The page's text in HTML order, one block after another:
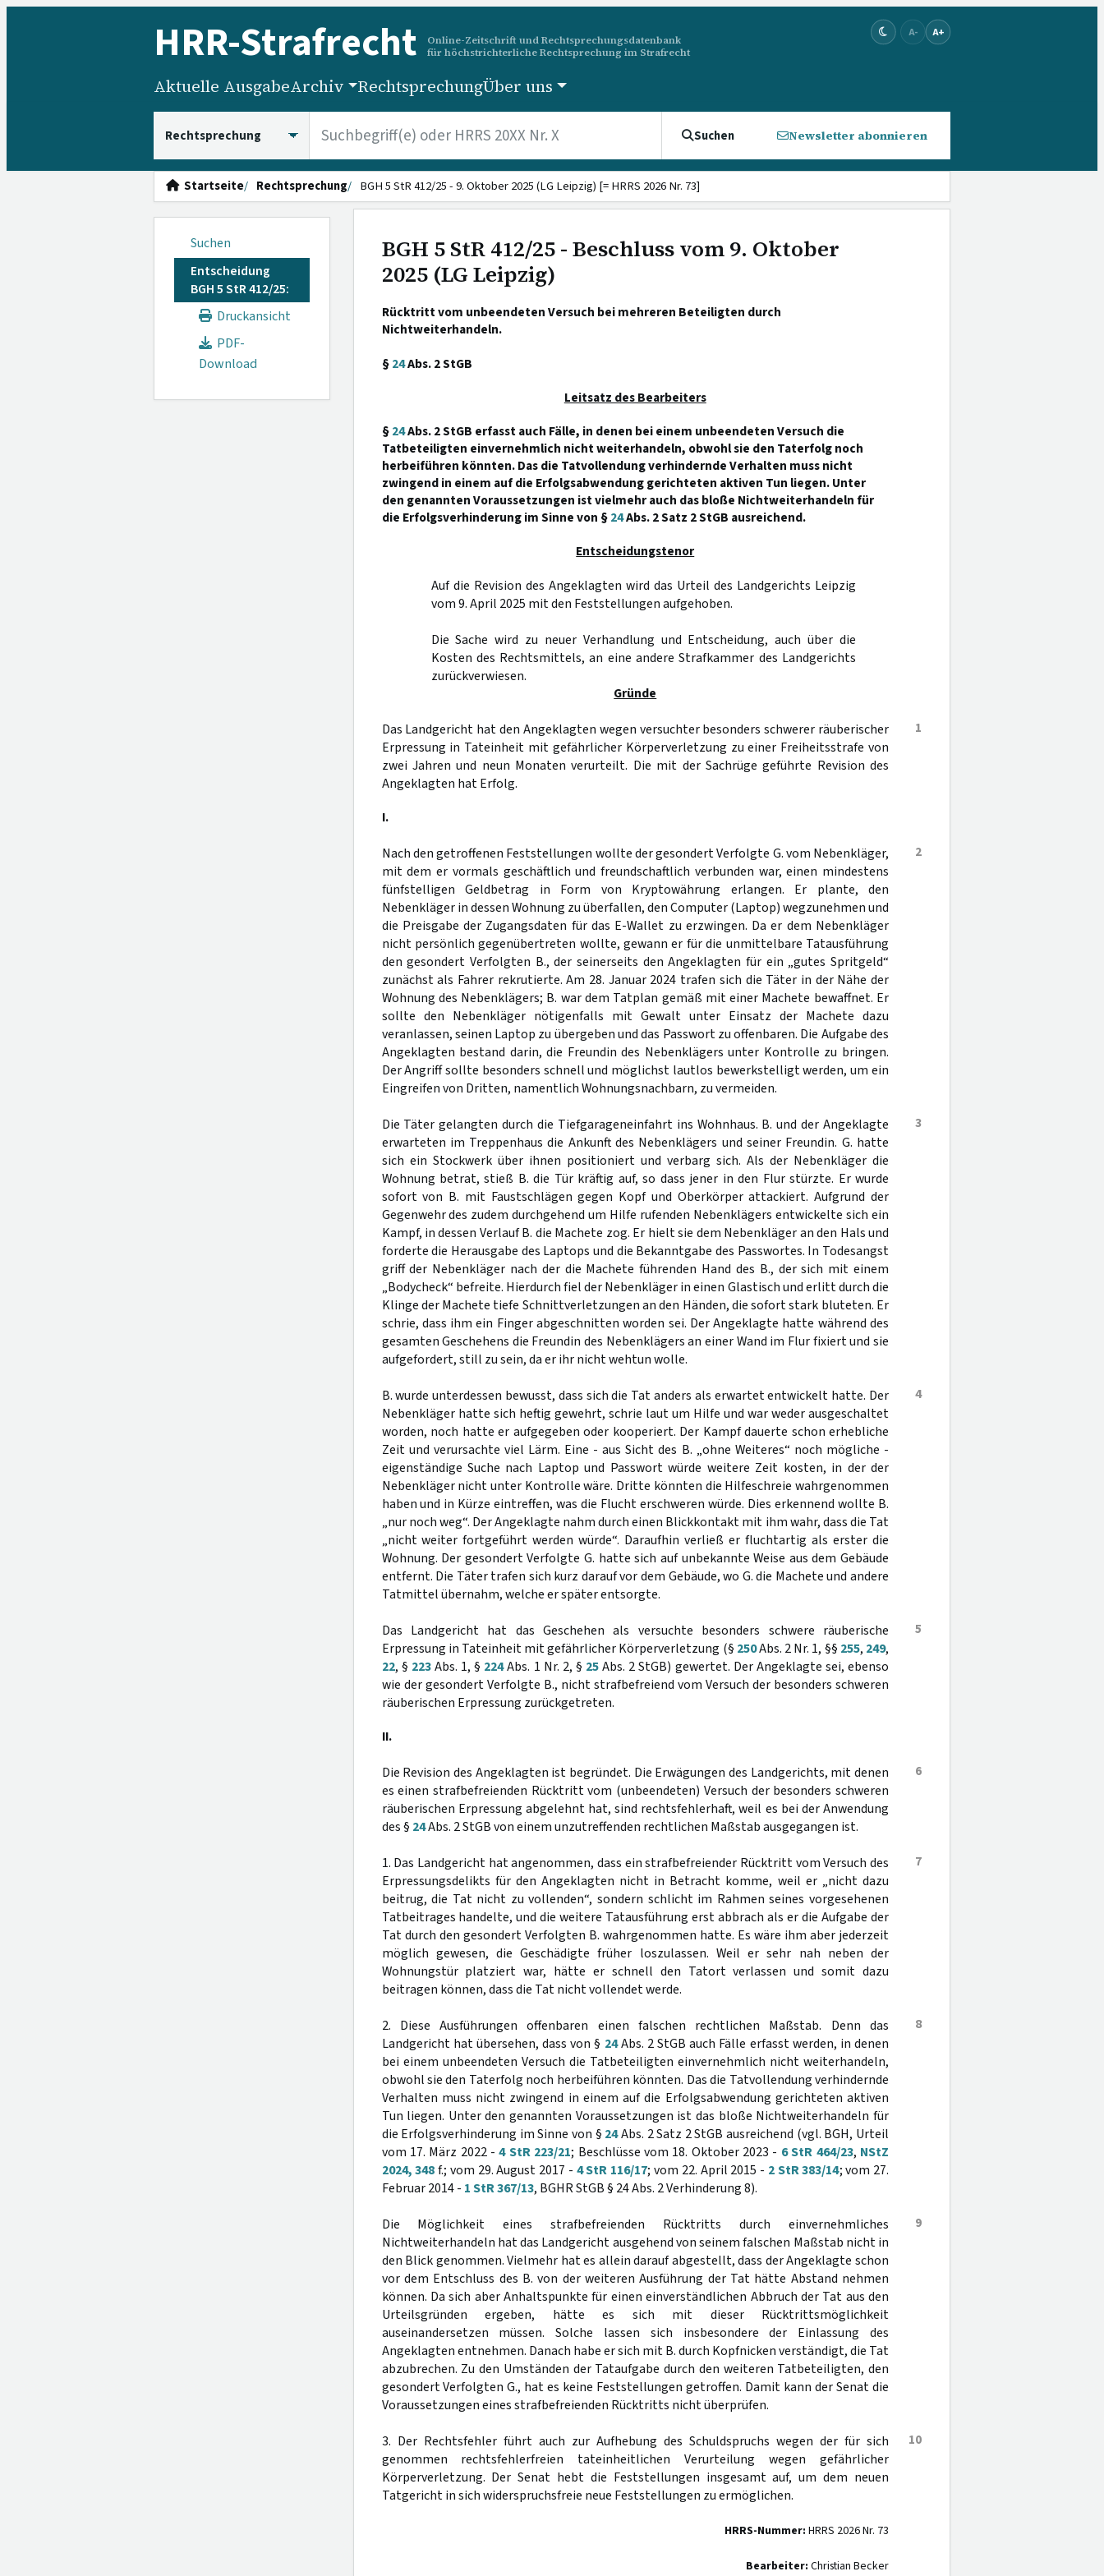
HRR-Strafrecht
Online-Zeitschrift und Rechtsprechungsdatenbank
für höchstrichterliche Rechtsprechung im Strafrecht
A- A+
Aktuelle AusgabeArchiv RechtsprechungÜber uns
Suchen Newsletter abonnieren
Startseite Rechtsprechung BGH 5 StR 412/25 - 9. Oktober 2025 (LG Leipzig) [= HRRS 2026 Nr. 73]
Suchen
Entscheidung
BGH 5 StR 412/25:
Druckansicht
PDF-
Download
BGH 5 StR 412/25 - Beschluss vom 9. Oktober
2025 (LG Leipzig)
Rücktritt vom unbeendeten Versuch bei mehreren Beteiligten durch
Nichtweiterhandeln.
§24Abs. 2 StGB
Leitsatz des Bearbeiters
§24Abs. 2 StGB erfasst auch Fälle, in denen bei einem unbeendeten Versuch die
Tatbeteiligten einvernehmlich nicht weiterhandeln, obwohl sie den Taterfolg noch
herbeiführen könnten. Das die Tatvollendung verhindernde Verhalten muss nicht
zwingend in einem auf die Erfolgsabwendung gerichteten aktiven Tun liegen. Unter
den genannten Voraussetzungen ist vielmehr auch das bloße Nichtweiterhandeln für
die Erfolgsverhinderung im Sinne von §24Abs. 2 Satz 2 StGB ausreichend.
Entscheidungstenor
Auf die Revision des Angeklagten wird das Urteil des Landgerichts Leipzig
vom 9. April 2025 mit den Feststellungen aufgehoben.
Die Sache wird zu neuer Verhandlung und Entscheidung, auch über die
Kosten des Rechtsmittels, an eine andere Strafkammer des Landgerichts
zurückverwiesen.
Gründe
1
Das Landgericht hat den Angeklagten wegen versuchter besonders schwerer räuberischer
Erpressung in Tateinheit mit gefährlicher Körperverletzung zu einer Freiheitsstrafe von
zwei Jahren und neun Monaten verurteilt. Die mit der Sachrüge geführte Revision des
Angeklagten hat Erfolg.
I.
2
Nach den getroffenen Feststellungen wollte der gesondert Verfolgte G. vom Nebenkläger,
mit dem er vormals geschäftlich und freundschaftlich verbunden war, einen mindestens
fünfstelligen Geldbetrag in Form von Kryptowährung erlangen. Er plante, den
Nebenkläger in dessen Wohnung zu überfallen, den Computer (Laptop) wegzunehmen und
die Preisgabe der Zugangsdaten für das E-Wallet zu erzwingen. Da er dem Nebenkläger
nicht persönlich gegenübertreten wollte, gewann er für die unmittelbare Tatausführung
den gesondert Verfolgten B., der seinerseits den Angeklagten für ein „gutes Spritgeld“
zunächst als Fahrer rekrutierte. Am 28. Januar 2024 trafen sich die Täter in der Nähe der
Wohnung des Nebenklägers; B. war dem Tatplan gemäß mit einer Machete bewaffnet. Er
sollte den Nebenkläger nötigenfalls mit Gewalt unter Einsatz der Machete dazu
veranlassen, seinen Laptop zu übergeben und das Passwort zu offenbaren. Die Aufgabe des
Angeklagten bestand darin, die Freundin des Nebenklägers unter Kontrolle zu bringen.
Der Angriff sollte besonders schnell und möglichst lautlos bewerkstelligt werden, um ein
Eingreifen von Dritten, namentlich Wohnungsnachbarn, zu vermeiden.
3
Die Täter gelangten durch die Tiefgarageneinfahrt ins Wohnhaus. B. und der Angeklagte
erwarteten im Treppenhaus die Ankunft des Nebenklägers und seiner Freundin. G. hatte
sich ein Stockwerk über ihnen positioniert und verbarg sich. Als der Nebenkläger die
Wohnung betrat, stieß B. die Tür kräftig auf, so dass jener in den Flur stürzte. Er wurde
sofort von B. mit Faustschlägen gegen Kopf und Oberkörper attackiert. Aufgrund der
Gegenwehr des zudem durchgehend um Hilfe rufenden Nebenklägers entwickelte sich ein
Kampf, in dessen Verlauf B. die Machete zog. Er hielt sie dem Nebenkläger an den Hals und
forderte die Herausgabe des Laptops und die Bekanntgabe des Passwortes. In Todesangst
griff der Nebenkläger nach der die Machete führenden Hand des B., der sich mit einem
„Bodycheck“ befreite. Hierdurch fiel der Nebenkläger in einen Glastisch und erlitt durch die
Klinge der Machete tiefe Schnittverletzungen an den Händen, die sofort stark bluteten. Er
schrie, dass ihm ein Finger abgeschnitten worden sei. Der Angeklagte hatte während des
gesamten Geschehens die Freundin des Nebenklägers an einer Wand im Flur fixiert und sie
aufgefordert, still zu sein, da er ihr nicht wehtun wolle.
4
B. wurde unterdessen bewusst, dass sich die Tat anders als erwartet entwickelt hatte. Der
Nebenkläger hatte sich heftig gewehrt, schrie laut um Hilfe und war weder ausgeschaltet
worden, noch hatte er aufgegeben oder kooperiert. Der Kampf dauerte schon erhebliche
Zeit und verursachte viel Lärm. Eine - aus Sicht des B. „ohne Weiteres“ noch mögliche -
eigenständige Suche nach Laptop und Passwort würde weitere Zeit kosten, in der der
Nebenkläger nicht unter Kontrolle wäre. Dritte könnten die Hilfeschreie wahrgenommen
haben und in Kürze eintreffen, was die Flucht erschweren würde. Dies erkennend wollte B.
„nur noch weg“. Der Angeklagte nahm durch einen Blickkontakt mit ihm wahr, dass die Tat
„nicht weiter fortgeführt werden würde“. Daraufhin verließ er fluchtartig als erster die
Wohnung. Der gesondert Verfolgte G. hatte sich auf unbekannte Weise aus dem Gebäude
entfernt. Die Täter trafen sich kurz darauf vor dem Gebäude, wo G. die Machete und andere
Tatmittel übernahm, welche er später entsorgte.
5
Das Landgericht hat das Geschehen als versuchte besonders schwere räuberische
Erpressung in Tateinheit mit gefährlicher Körperverletzung (§ 250Abs. 2 Nr. 1, §§ 255, 249,
22, § 223Abs. 1, § 224Abs. 1 Nr. 2, § 25Abs. 2 StGB) gewertet. Der Angeklagte sei, ebenso
wie der gesondert Verfolgte B., nicht strafbefreiend vom Versuch der besonders schweren
räuberischen Erpressung zurückgetreten.
II.
6
Die Revision des Angeklagten ist begründet. Die Erwägungen des Landgerichts, mit denen
es einen strafbefreienden Rücktritt vom (unbeendeten) Versuch der besonders schweren
räuberischen Erpressung abgelehnt hat, sind rechtsfehlerhaft, weil es bei der Anwendung
des § 24Abs. 2 StGB von einem unzutreffenden rechtlichen Maßstab ausgegangen ist.
7
1. Das Landgericht hat angenommen, dass ein strafbefreiender Rücktritt vom Versuch des
Erpressungsdelikts für den Angeklagten nicht in Betracht komme, weil er „nicht dazu
beitrug, die Tat nicht zu vollenden“, sondern schlicht im Rahmen seines vorgesehenen
Tatbeitrages handelte, und die weitere Tatausführung erst abbrach als er die Aufgabe der
Tat durch den gesondert Verfolgten B. wahrgenommen hatte. Es wäre ihm aber jederzeit
möglich gewesen, die Geschädigte früher loszulassen. Weil er sehr nah neben der
Wohnungstür platziert war, hätte er schnell den Tatort verlassen und somit dazu
beitragen können, dass die Tat nicht vollendet werde.
8
2. Diese Ausführungen offenbaren einen falschen rechtlichen Maßstab. Denn das
Landgericht hat übersehen, dass von § 24Abs. 2 StGB auch Fälle erfasst werden, in denen
bei einem unbeendeten Versuch die Tatbeteiligten einvernehmlich nicht weiterhandeln,
obwohl sie den Taterfolg noch herbeiführen könnten. Das die Tatvollendung verhindernde
Verhalten muss nicht zwingend in einem auf die Erfolgsabwendung gerichteten aktiven
Tun liegen. Unter den genannten Voraussetzungen ist das bloße Nichtweiterhandeln für
die Erfolgsverhinderung im Sinne von § 24Abs. 2 Satz 2 StGB ausreichend (vgl. BGH, Urteil
vom 17. März 2022 -4 StR 223/21; Beschlüsse vom 18. Oktober 2023 - 6 StR 464/23, NStZ
2024, 348f.; vom 29. August 2017 - 4 StR 116/17; vom 22. April 2015 - 2 StR 383/14; vom 27.
Februar 2014 - 1 StR 367/13, BGHR StGB § 24 Abs. 2 Verhinderung 8).
9
Die Möglichkeit eines strafbefreienden Rücktritts durch einvernehmliches
Nichtweiterhandeln hat das Landgericht ausgehend von seinem falschen Maßstab nicht in
den Blick genommen. Vielmehr hat es allein darauf abgestellt, dass der Angeklagte schon
vor dem Entschluss des B. von der weiteren Ausführung der Tat hätte Abstand nehmen
können. Da sich aber Anhaltspunkte für einen einverständlichen Abbruch der Tat aus den
Urteilsgründen ergeben, hätte es sich mit dieser Rücktrittsmöglichkeit
auseinandersetzen müssen. Solche lassen sich insbesondere der Einlassung des
Angeklagten entnehmen. Danach habe er sich mit B. durch Kopfnicken verständigt, die Tat
abzubrechen. Zu den Umständen der Tataufgabe durch den weiteren Tatbeteiligten, den
gesondert Verfolgten G., hat es keine Feststellungen getroffen. Damit kann der Senat die
Voraussetzungen eines strafbefreienden Rücktritts nicht überprüfen.
10
3. Der Rechtsfehler führt auch zur Aufhebung des Schuldspruchs wegen der für sich
genommen rechtsfehlerfreien tateinheitlichen Verurteilung wegen gefährlicher
Körperverletzung. Der Senat hebt die Feststellungen insgesamt auf, um dem neuen
Tatgericht in sich widerspruchsfreie neue Feststellungen zu ermöglichen.
HRRS-Nummer: HRRS 2026 Nr. 73
Bearbeiter: Christian Becker